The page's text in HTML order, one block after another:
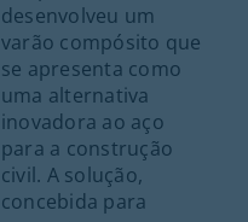
desenvolveu um
varão compósito que
se apresenta como
uma alternativa
inovadora ao aço
para a construção
civil. A solução,
concebida para